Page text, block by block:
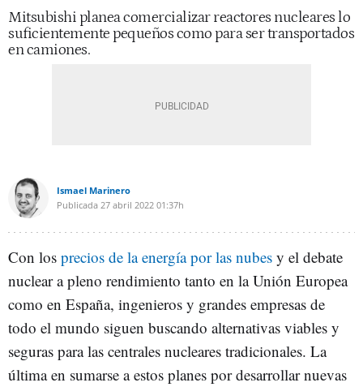
Mitsubishi planea comercializar reactores nucleares lo
suficientemente pequeños como para ser transportados
en camiones.
Ismael Marinero
Publicada 27 abril 2022 01:37h
Con los precios de la energía por las nubes y el debate
nuclear a pleno rendimiento tanto en la Unión Europea
como en España, ingenieros y grandes empresas de
todo el mundo siguen buscando alternativas viables y
seguras para las centrales nucleares tradicionales. La
última en sumarse a estos planes por desarrollar nuevas